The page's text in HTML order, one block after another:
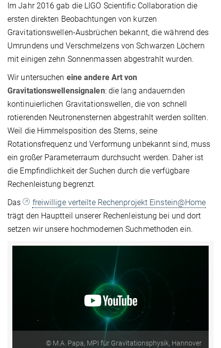
Im Jahr 2016 gab die LIGO Scientific Collaboration die
ersten direkten Beobachtungen von kurzen
Gravitationswellen-Ausbrüchen bekannt, die während des
Umrundens und Verschmelzens von Schwarzen Löchern
mit einigen zehn Sonnenmassen abgestrahlt wurden.
Wir untersuchen eine andere Art von
Gravitationswellensignalen: die lang andauernden
kontinuierlichen Gravitationswellen, die von schnell
rotierenden Neutronensternen abgestrahlt werden sollten.
Weil die Himmelsposition des Sterns, seine
Rotationsfrequenz und Verformung unbekannt sind, muss
ein großer Parameterraum durchsucht werden. Daher ist
die Empfindlichkeit der Suchen durch die verfügbare
Rechenleistung begrenzt.
Das
freiwillige verteilte Rechenprojekt Einstein@Home
trägt den Hauptteil unserer Rechenleistung bei und dort
setzen wir unsere hochmodernen Suchmethoden ein.
© M.A. Papa, MPI für Gravitationsphysik, Hannover